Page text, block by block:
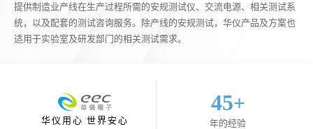
提供制造业产线在生产过程所需的安规测试仪、交流电源、相关测试系
统，以及配套的测试咨询服务。除产线的安规测试，华仪产品及方案也
适用于实验室及研发部门的相关测试需求。
华仪用心 世界安心
45+
年的经验